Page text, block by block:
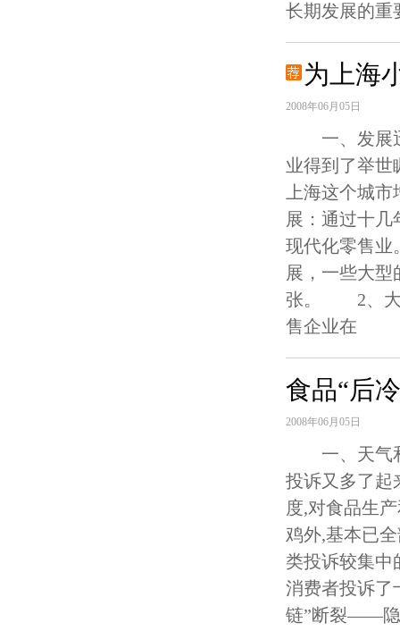
长期发展的重
为上海
2008年06月05日
一、发展迅
业得到了举世
上海这个城
展：通过十
现代化零售业
展，一些大
张。 2、大
售企业在
食品“后
2008年06月05日
一、天气和
投诉又多了起
度,对食品生
鸡外,基本已
类投诉较集中
消费者投诉
链”断裂——